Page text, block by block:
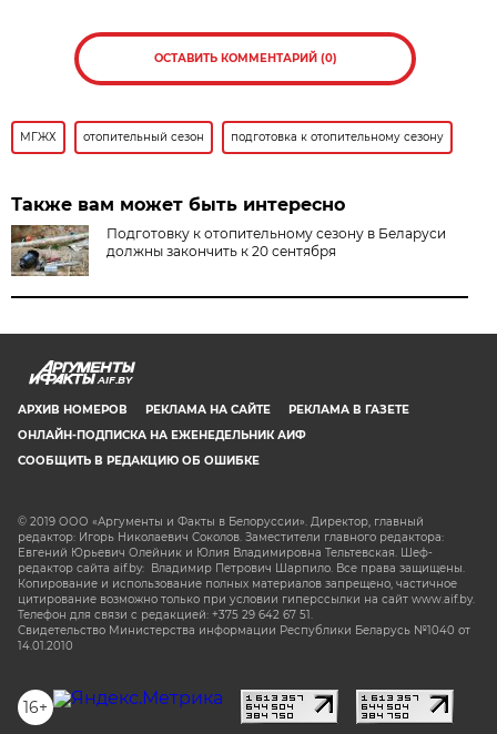
ОСТАВИТЬ КОММЕНТАРИЙ (0)
МГЖХ отопительный сезон подготовка к отопительному сезону
Также вам может быть интересно
Подготовку к отопительному сезону в Беларуси
должны закончить к 20 сентября
AIF.BY
АРХИВ НОМЕРОВ РЕКЛАМА НА САЙТЕ
РЕКЛАМА В ГАЗЕТЕ
ОНЛАЙН-ПОДПИСКА НА ЕЖЕНЕДЕЛЬНИК АИФ
СООБЩИТЬ В РЕДАКЦИЮ ОБ ОШИБКЕ
© 2019 ООО «Аргументы и Факты в Белоруссии». Директор, главный
редактор: Игорь Николаевич Соколов. Заместители главного редактора:
Евгений Юрьевич Олейник и Юлия Владимировна Тельтевская. Шеф-
редактор сайта aif.by: Владимир Петрович Шарпило. Все права защищены.
Копирование и использование полных материалов запрещено, частичное
цитирование возможно только при условии гиперссылки на сайт www.aif.by.
Телефон для связи с редакцией: +375 29 642 67 51.
Свидетельство Министерства информации Республики Беларусь №1040 от
14.01.2010
16+